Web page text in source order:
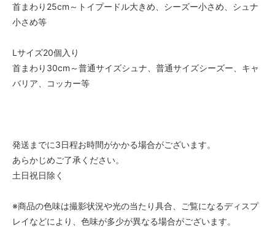
首まわり25cm～トイプードル大きめ、シーズー小さめ、シュナ
小さめ等
Lサイズ20個入り
首まわり30cm～普通サイズシュナ、普通サイズシーズー、キャ
バリア、コッカー等
発送までに3日程お時間がかかる場合がございます。
あらかじめご了承ください。
土日祝日除く
※商品の色味は撮影状況や光の当たり具合、ご覧になるディスプ
レイなどにより、色味が多少が異なる場合がございます。